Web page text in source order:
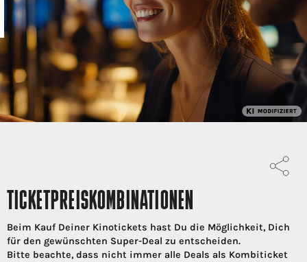
TICKETPREISKOMBINATIONEN
Beim Kauf Deiner Kinotickets hast Du die Möglichkeit, Dich
für den gewünschten Super-Deal zu entscheiden.
Bitte beachte, dass nicht immer alle Deals als Kombiticket